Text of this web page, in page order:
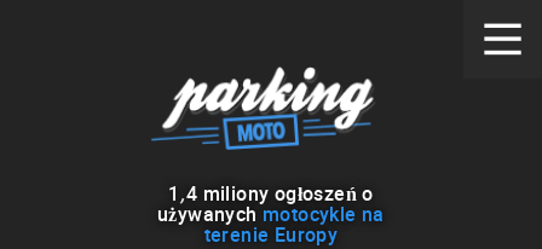
1 ,4 miliony ogłoszeń o
używanych motocykle na
terenie Europy